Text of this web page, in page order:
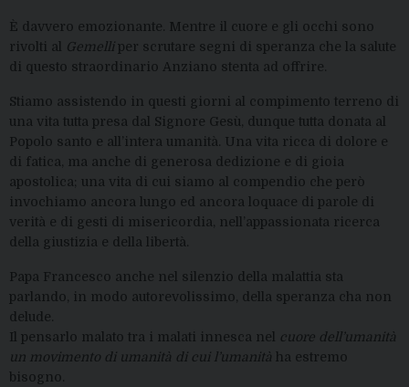
È davvero emozionante. Mentre il cuore e gli occhi sono
rivolti al
Gemelliper scrutare segni di speranza che la salute
di questo straordinario Anziano stenta ad offrire.
Stiamo assistendo in questi giorni al compimento terreno di
una vita tutta presa dal Signore Gesù, dunque tutta donata al
Popolo santo e all’intera umanità. Una vita ricca di dolore e
di fatica, ma anche di generosa dedizione e di gioia
apostolica; una vita di cui siamo al compendio che però
invochiamo ancora lungo ed ancora loquace di parole di
verità e di gesti di misericordia, nell’appassionata ricerca
della giustizia e della libertà.
Papa Francesco anche nel silenzio della malattia sta
parlando, in modo autorevolissimo, della speranza cha non
delude.
Il pensarlo malato tra i malati innesca nel
cuore dell’umanità
un movimento di umanità di cui l’umanità ha estremo
bisogno.